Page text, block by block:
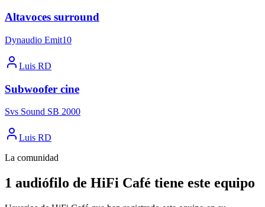
Altavoces surround
Dynaudio Emit10
Luis RD
Subwoofer cine
Svs Sound SB 2000
Luis RD
La comunidad
1 audiófilo de HiFi Café tiene este equipo